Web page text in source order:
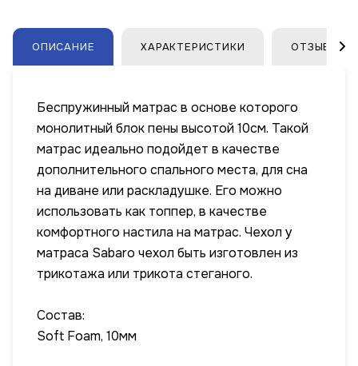
ОПИСАНИЕ ХАРАКТЕРИСТИКИ ОТЗЫВЫ
Беспружинный матрас в основе которого
монолитный блок пены высотой 10см. Такой
матрас идеально подойдет в качестве
дополнительного спального места, для сна
на диване или раскладушке. Его можно
использовать как топпер, в качестве
комфортного настила на матрас. Чехол у
матраса Sabaro чехол быть изготовлен из
трикотажа или трикота стеганого.
Состав:
Soft Foam, 10мм